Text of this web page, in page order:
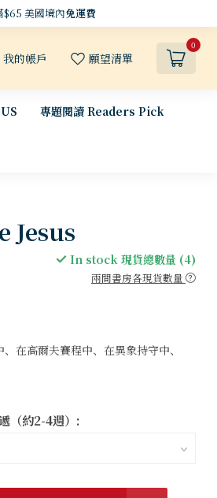
$65 美國境內免運費
我的帳戶 願望清單
0
專題閱讀 Readers Pick
Jesus
In stock 現貨總數量 (4)
兩間書房各現貨數量
在高爾夫賽程中、在異象持守中、
（約2-4週）: